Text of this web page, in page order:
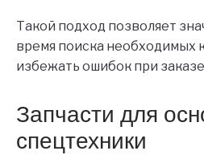
Такой подход позволяет
время поиска необходимых
избежать ошибок при
Запчасти для
спецтехники